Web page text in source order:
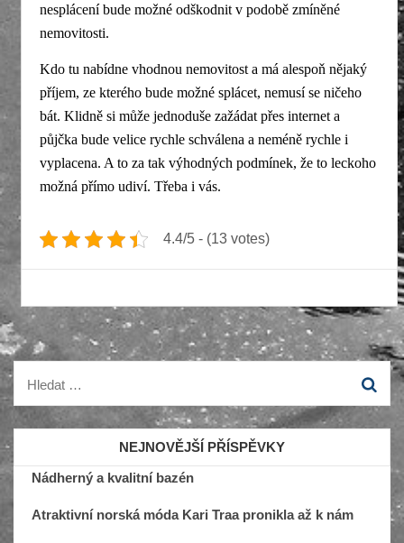
nesplácení bude možné odškodnit v podobě zmíněné
nemovitosti.
Kdo tu nabídne vhodnou nemovitost a má alespoň nějaký
příjem, ze kterého bude možné splácet, nemusí se ničeho
bát. Klidně si může jednoduše zažádat přes internet a
půjčka bude velice rychle schválena a neméně rychle i
vyplacena. A to za tak výhodných podmínek, že to leckoho
možná přímo udiví. Třeba i vás.
4.4/5 - (13 votes)
Vyhledávání
NEJNOVĚJŠÍ PŘÍSPĚVKY
Nádherný a kvalitní bazén
Atraktivní norská móda Kari Traa pronikla až k nám